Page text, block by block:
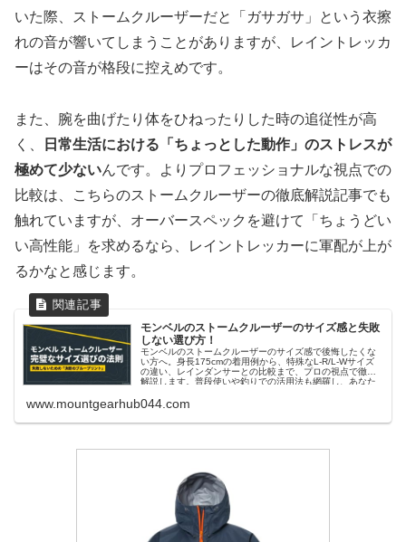
いた際、ストームクルーザーだと「ガサガサ」という衣擦
れの音が響いてしまうことがありますが、レイントレッカ
ーはその音が格段に控えめです。
また、腕を曲げたり体をひねったりした時の追従性が高
く、
日常生活における「ちょっとした動作」のストレスが
極めて少ないんです。よりプロフェッショナルな視点での
比較は、こちらのストームクルーザーの徹底解説記事でも
触れていますが、オーバースペックを避けて「ちょうどい
い高性能」を求めるなら、レイントレッカーに軍配が上が
るかなと感じます。
モンベルのストームクルーザーのサイズ感と失敗
しない選び方！
モンベルのストームクルーザーのサイズ感で後悔したくな
い方へ。身長175cmの着用例から、特殊なL-R/L-Wサイズ
の違い、レインダンサーとの比較まで、プロの視点で徹底
解説します。普段使いや釣りでの活用法も網羅し、あなた
ーザーのサイズ感の全てがこの記事にあります。
www.mountgearhub044.com